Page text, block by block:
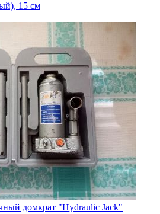
15 см
домкрат "Hydraulic Jack"